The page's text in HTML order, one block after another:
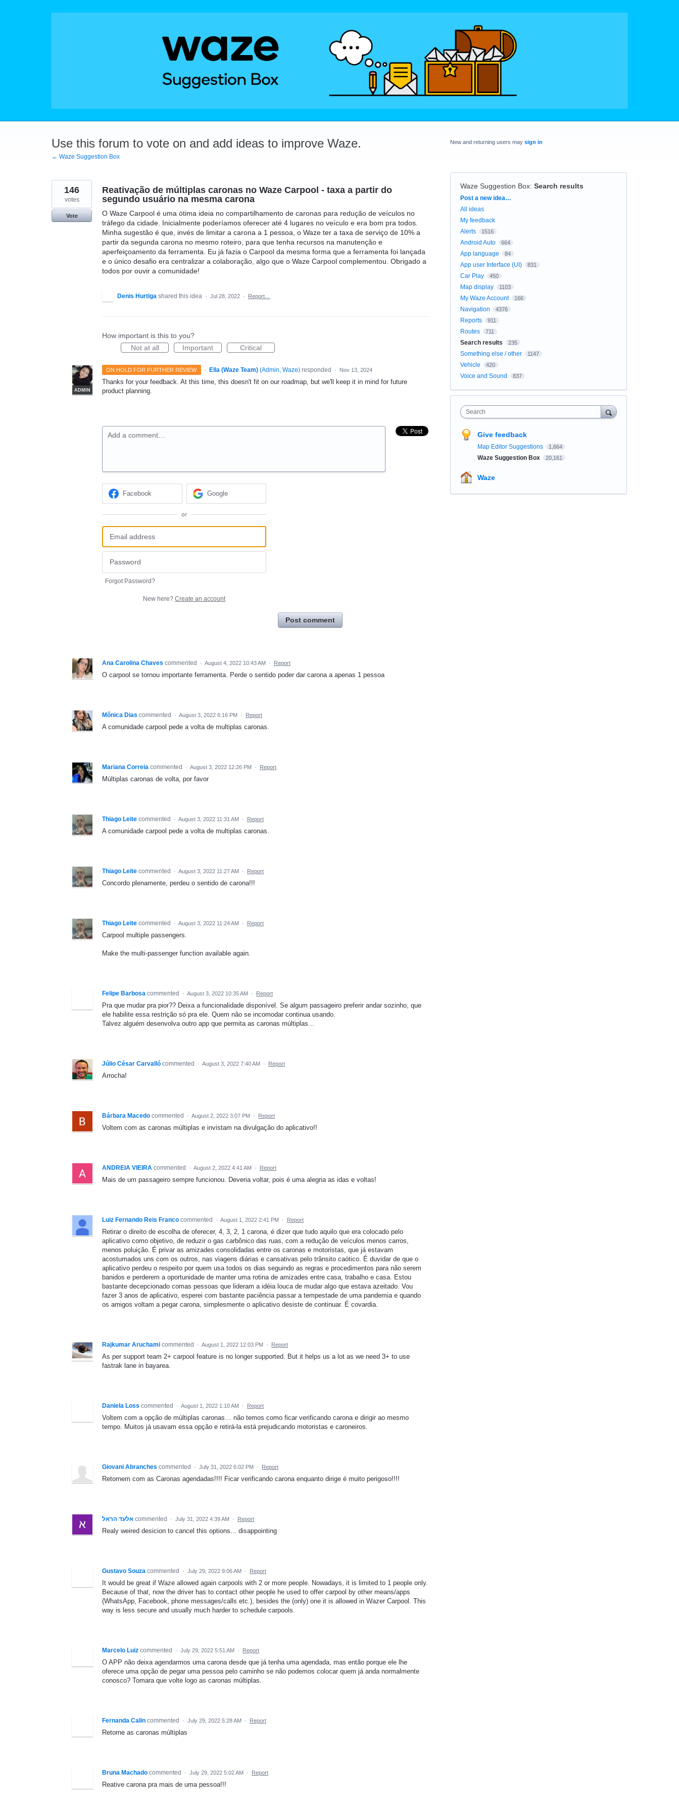
Use this forum to vote on and add ideas to improve Waze.
← Waze Suggestion Box
Reativação de múltiplas caronas no Waze Carpool - taxa a partir do
segundo usuário na mesma carona
O Waze Carpool é uma ótima ideia no compartilhamento de caronas para redução de veículos no
tráfego da cidade. Inicialmente poderíamos oferecer até 4 lugares no veículo e era bom pra todos.
Minha sugestão é que, invés de limitar a carona a 1 pessoa, o Waze ter a taxa de serviço de 10% a
partir da segunda carona no mesmo roteiro, para que tenha recursos na manutenção e
aperfeiçoamento da ferramenta. Eu já fazia o Carpool da mesma forma que a ferramenta foi lançada
e o único desafio era centralizar a colaboração, algo que o Waze Carpool complementou. Obrigado a
todos por ouvir a comunidade!
146
votes
Vote
Denis Hurtiga shared this idea · Jul 28, 2022 · Report…
How important is this to you?
Not at all
Important Critical
ON HOLD FOR FURTHER REVIEW ·
ADMIN
Ella (Waze Team) (Admin, Waze)responded · Nov 13, 2024
Thanks for your feedback. At this time, this doesn't fit on our roadmap, but we'll keep it in mind for future
product planning.
Add a comment…
Facebook Google
or
Forgot Password?
New here? Create an account
Post comment
Ana Carolina Chaves commented · August 4, 2022 10:43 AM · Report
O carpool se tornou importante ferramenta. Perde o sentido poder dar carona a apenas 1 pessoa
Mônica Dias commented · August 3, 2022 6:16 PM · Report
A comunidade carpool pede a volta de multiplas caronas.
Mariana Correia commented · August 3, 2022 12:26 PM · Report
Múltiplas caronas de volta, por favor
Thiago Leite commented · August 3, 2022 11:31 AM · Report
A comunidade carpool pede a volta de multiplas caronas.
Thiago Leite commented · August 3, 2022 11:27 AM · Report
Concordo plenamente, perdeu o sentido de carona!!!
Thiago Leite commented · August 3, 2022 11:24 AM · Report
Carpool multiple passengers.
Make the multi-passenger function available again.
Felipe Barbosa commented · August 3, 2022 10:35 AM · Report
Pra que mudar pra pior?? Deixa a funcionalidade disponível. Se algum passageiro preferir andar sozinho, que
ele habilite essa restrição só pra ele. Quem não se incomodar continua usando.
Talvez alguém desenvolva outro app que permita as caronas múltiplas...
Júlio César Carvalló commented · August 3, 2022 7:40 AM · Report
Arrocha!
Bárbara Macedo commented · August 2, 2022 3:07 PM · Report
Voltem com as caronas múltiplas e invistam na divulgação do aplicativo!!
ANDREIA VIEIRA commented · August 2, 2022 4:41 AM · Report
Mais de um passageiro sempre funcionou. Deveria voltar, pois é uma alegria as idas e voltas!
Luiz Fernando Reis Franco commented · August 1, 2022 2:41 PM · Report
Retirar o direito de escolha de oferecer, 4, 3, 2, 1 carona, é dizer que tudo aquilo que era colocado pelo
aplicativo como objetivo, de reduzir o gas carbônico das ruas, com a redução de veículos menos carros,
menos poluição. É privar as amizades consolidadas entre os caronas e motoristas, que já estavam
acostumados uns com os outros, nas viagens diárias e cansativas pelo trânsito caótico. É duvidar de que o
aplicativo perdeu o respeito por quem usa todos os dias seguindo as regras e procedimentos para não serem
banidos e perderem a oportunidade de manter uma rotina de amizades entre casa, trabalho e casa. Estou
bastante decepcionado comas pessoas que lideram a idéia louca de mudar algo que estava azeitado. Vou
fazer 3 anos de aplicativo, esperei com bastante paciência passar a tempestade de uma pandemia e quando
os amigos voltam a pegar carona, simplesmente o aplicativo desiste de continuar. É covardia.
Rajkumar Aruchami commented · August 1, 2022 12:03 PM · Report
As per support team 2+ carpool feature is no longer supported. But it helps us a lot as we need 3+ to use
fastrak lane in bayarea.
Daniela Loss commented · August 1, 2022 1:10 AM · Report
Voltem com a opção de múltiplas caronas… não temos como ficar verificando carona e dirigir ao mesmo
tempo. Muitos já usavam essa opção e retirá-la está prejudicando motoristas e caroneiros.
Giovani Abranches commented · July 31, 2022 6:02 PM · Report
Retornem com as Caronas agendadas!!!! Ficar verificando carona enquanto dirige é muito perigoso!!!!
אלעד הראל commented · July 31, 2022 4:39 AM · Report
Realy weired desicion to cancel this options... disappointing
Gustavo Souza commented · July 29, 2022 9:06 AM · Report
It would be great if Waze allowed again carpools with 2 or more people. Nowadays, it is limited to 1 people only.
Because of that, now the driver has to contact other people he used to offer carpool by other means/apps
(WhatsApp, Facebook, phone messages/calls etc.), besides the (only) one it is allowed in Wazer Carpool. This
way is less secure and usually much harder to schedule carpools.
Marcelo Luiz commented · July 29, 2022 5:51 AM · Report
O APP não deixa agendarmos uma carona desde que já tenha uma agendada, mas então porque ele lhe
oferece uma opção de pegar uma pessoa pelo caminho se não podemos colocar quem já anda normalmente
conosco? Tomara que volte logo as caronas múltiplas.
Fernanda Calin commented · July 29, 2022 5:28 AM · Report
Retorne as caronas múltiplas
Bruna Machado commented · July 29, 2022 5:02 AM · Report
Reative carona pra mais de uma pessoa!!!
New and returning users may sign in
Waze Suggestion Box: Search results
Categories
Post a new idea…
All ideas
My feedback
Alerts
1516
Android Auto 664
App language 84
App user Interface (UI) 831
Car Play 450
Map display 1103
My Waze Account 166
Navigation 4376
Reports 911
Routes 711
Search results 235
Something else / other 1147
Vehicle 420
Voice and Sound 837
Search
Give feedback
Map Editor Suggestions 1,664
Waze Suggestion Box 20,161
Waze